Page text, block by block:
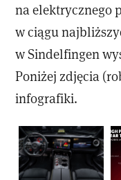
na elektrycznego
w ciągu
w Sindelfingen
Poniżej zdjęcia
infografiki.